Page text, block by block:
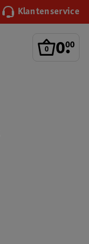
Klantenservice
0.
00